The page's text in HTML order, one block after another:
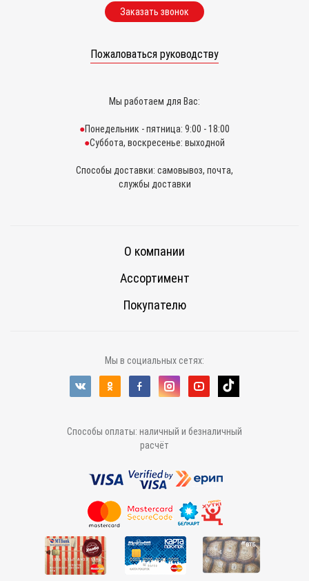
Заказать звонок
Пожаловаться руководству
Мы работаем для Вас:
Понедельник - пятница: 9:00 - 18:00
Суббота, воскресенье: выходной
Способы доставки: самовывоз, почта,
службы доставки
О компании
Ассортимент
Покупателю
Мы в социальных сетях:
Способы оплаты: наличный и безналичный
расчёт